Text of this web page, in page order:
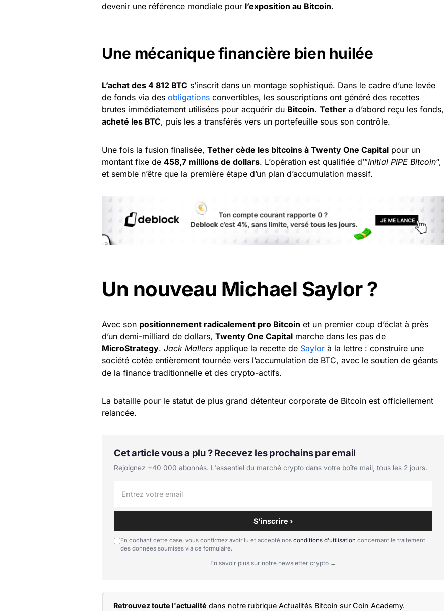
devenir une référence mondiale pour l’exposition au Bitcoin.
Une mécanique financière bien huilée
L’achat des 4 812 BTC s’inscrit dans un montage sophistiqué. Dans le cadre d’une levée
de fonds via des obligations convertibles, les souscriptions ont généré des recettes
brutes immédiatement utilisées pour acquérir du Bitcoin. Tether a d’abord reçu les fonds,
acheté les BTC, puis les a transférés vers un portefeuille sous son contrôle.
Une fois la fusion finalisée, Tether cède les bitcoins à Twenty One Capital pour un
montant fixe de 458,7 millions de dollars. L’opération est qualifiée d’”Initial PIPE Bitcoin“,
et semble n’être que la première étape d’un plan d’accumulation massif.
Un nouveau Michael Saylor ?
Avec son positionnement radicalement pro Bitcoin et un premier coup d’éclat à près
d’un demi-milliard de dollars, Twenty One Capital marche dans les pas de
MicroStrategy. Jack Mallers applique la recette de Saylor à la lettre : construire une
société cotée entièrement tournée vers l’accumulation de BTC, avec le soutien de géants
de la finance traditionnelle et des crypto-actifs.
La bataille pour le statut de plus grand détenteur corporate de Bitcoin est officiellement
relancée.
Cet article vous a plu ? Recevez les prochains par email
Rejoignez +40 000 abonnés. L'essentiel du marché crypto dans votre boîte mail, tous les 2 jours.
S'inscrire ›
En cochant cette case, vous confirmez avoir lu et accepté nos conditions d'utilisation concernant le traitement
des données soumises via ce formulaire.
En savoir plus sur notre newsletter crypto →
Retrouvez toute l'actualité dans notre rubrique Actualités Bitcoin sur Coin Academy.